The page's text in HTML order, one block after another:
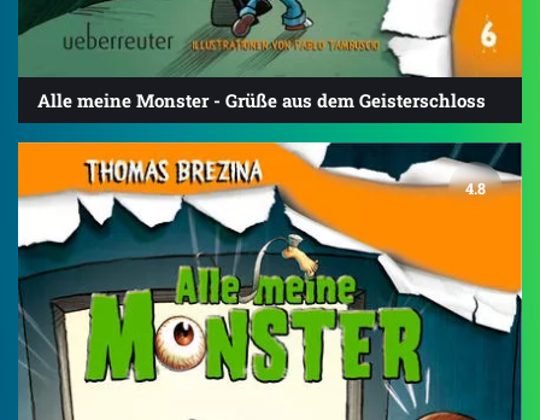
Alle meine Monster - Grüße aus dem Geisterschloss
4.8